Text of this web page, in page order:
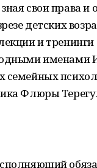
свои права и
детских
и
именами
Флюры